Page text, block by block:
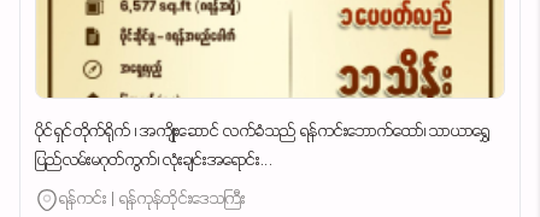
ပိုင်ရှင်တိုက်ရိုက် ၊ အကျိုးဆောင် လက်ခံသည် ရန်ကင်းဘောက်ထော်၊ သာယာရွှေ
ပြည်လမ်းမဂုတ်ကွက်၊ လုံးချင်းအရောင်း...
ရန်ကင်း | ရန်ကုန်တိုင်းဒေသကြီး